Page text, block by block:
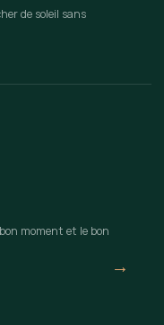
de soleil sans
moment et le bon
→